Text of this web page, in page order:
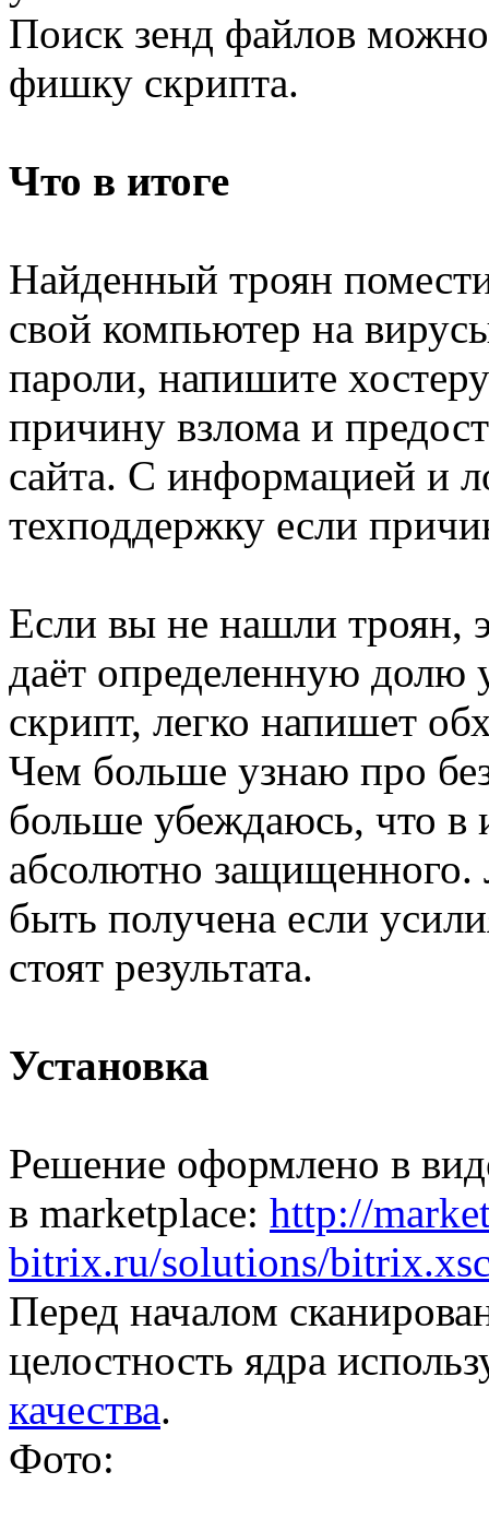
Поиск зенд файлов
фишку скрипта.
Что в итоге
Найденный троян
свой компьютер на
пароли, напишите
причину взлома и
сайта. С информацией и
техподдержку если
Если вы не нашли троян,
даёт определенную долю
скрипт, легко напишет
Чем больше узнаю про
больше убеждаюсь, что в
абсолютно
быть получена если
стоят результата.
Установка
Решение оформлено в
в marketplace: http://
bitrix.ru/solutions/
Перед началом
целостность ядра
качества.
Фото: